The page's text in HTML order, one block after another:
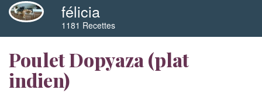
félicia
1181 Recettes
Poulet Dopyaza (plat
indien)